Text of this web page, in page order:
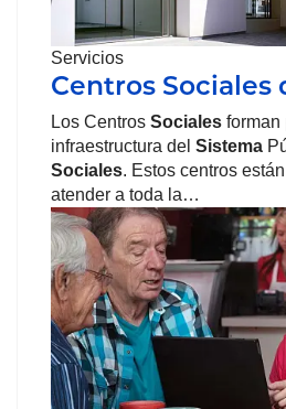
Servicios
Centros Sociales
Los Centros Sociales forman
infraestructura del Sistema
Sociales. Estos centros
atender a toda la…